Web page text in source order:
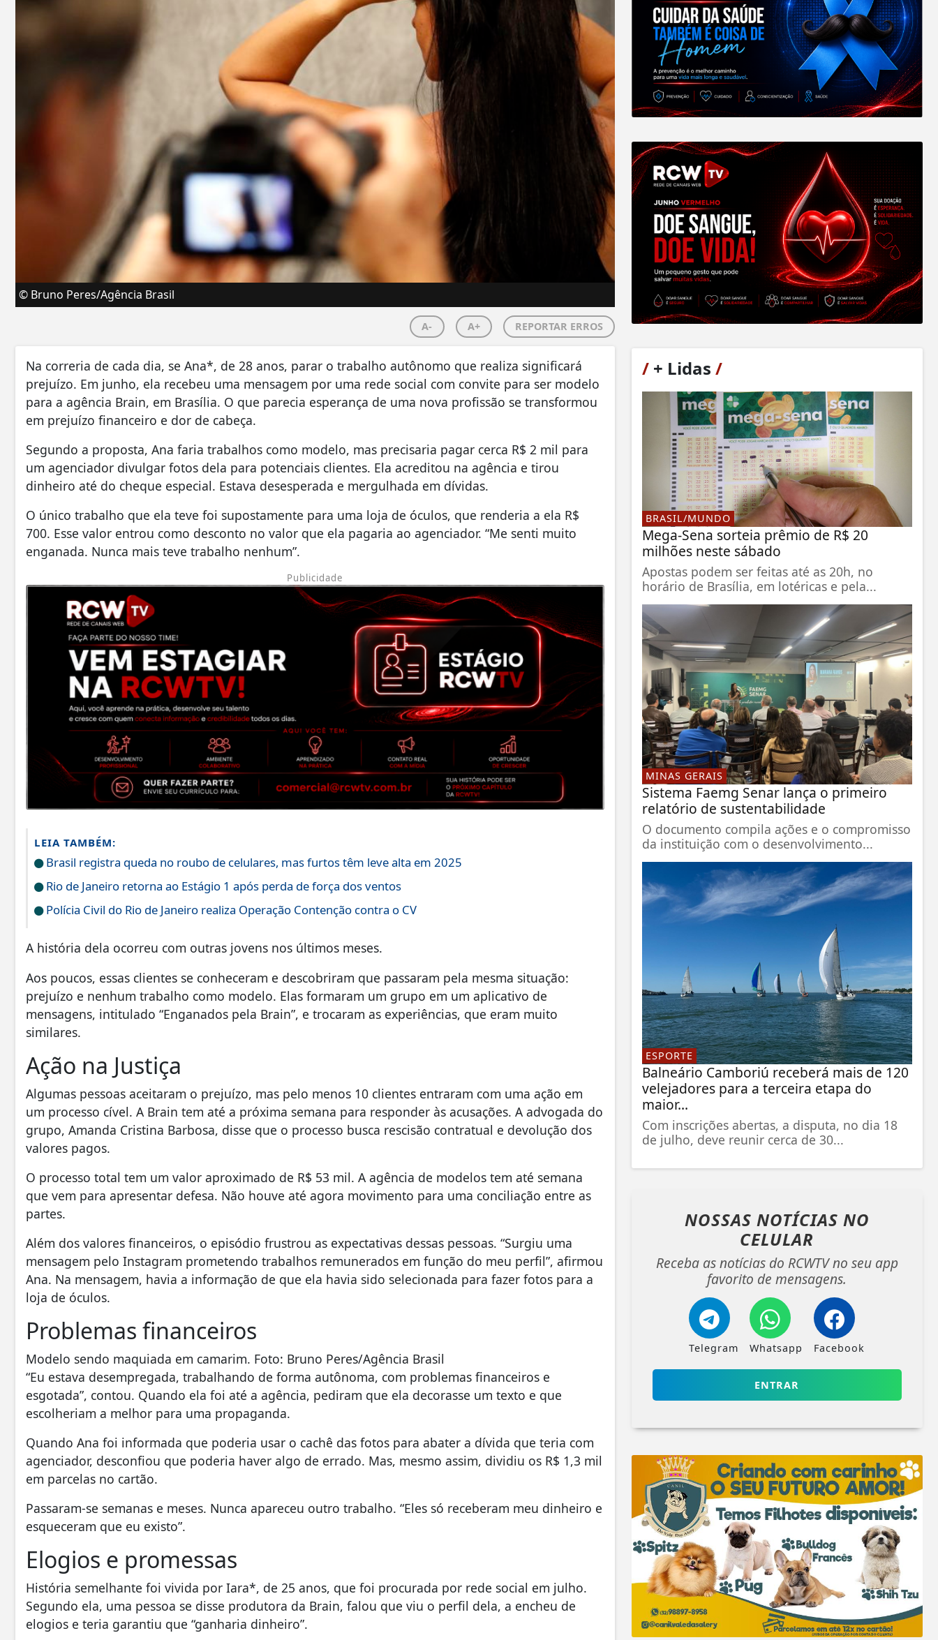
© Bruno Peres/Agência Brasil
A- A+ REPORTAR ERROS
Na correria de cada dia, se Ana*, de 28 anos, parar o trabalho autônomo que realiza significará
prejuízo. Em junho, ela recebeu uma mensagem por uma rede social com convite para ser modelo
para a agência Brain, em Brasília. O que parecia esperança de uma nova profissão se transformou
em prejuízo financeiro e dor de cabeça.
Segundo a proposta, Ana faria trabalhos como modelo, mas precisaria pagar cerca R$ 2 mil para
um agenciador divulgar fotos dela para potenciais clientes. Ela acreditou na agência e tirou
dinheiro até do cheque especial. Estava desesperada e mergulhada em dívidas.
O único trabalho que ela teve foi supostamente para uma loja de óculos, que renderia a ela R$
700. Esse valor entrou como desconto no valor que ela pagaria ao agenciador. “Me senti muito
enganada. Nunca mais teve trabalho nenhum”.
Publicidade
LEIA TAMBÉM:
Brasil registra queda no roubo de celulares, mas furtos têm leve alta em 2025
Rio de Janeiro retorna ao Estágio 1 após perda de força dos ventos
Polícia Civil do Rio de Janeiro realiza Operação Contenção contra o CV
A história dela ocorreu com outras jovens nos últimos meses.
Aos poucos, essas clientes se conheceram e descobriram que passaram pela mesma situação:
prejuízo e nenhum trabalho como modelo. Elas formaram um grupo em um aplicativo de
mensagens, intitulado “Enganados pela Brain”, e trocaram as experiências, que eram muito
similares.
Ação na Justiça
Algumas pessoas aceitaram o prejuízo, mas pelo menos 10 clientes entraram com uma ação em
um processo cível. A Brain tem até a próxima semana para responder às acusações. A advogada do
grupo, Amanda Cristina Barbosa, disse que o processo busca rescisão contratual e devolução dos
valores pagos.
O processo total tem um valor aproximado de R$ 53 mil. A agência de modelos tem até semana
que vem para apresentar defesa. Não houve até agora movimento para uma conciliação entre as
partes.
Além dos valores financeiros, o episódio frustrou as expectativas dessas pessoas. “Surgiu uma
mensagem pelo Instagram prometendo trabalhos remunerados em função do meu perfil”, afirmou
Ana. Na mensagem, havia a informação de que ela havia sido selecionada para fazer fotos para a
loja de óculos.
Problemas financeiros
Modelo sendo maquiada em camarim. Foto: Bruno Peres/Agência Brasil
“Eu estava desempregada, trabalhando de forma autônoma, com problemas financeiros e
esgotada”, contou. Quando ela foi até a agência, pediram que ela decorasse um texto e que
escolheriam a melhor para uma propaganda.
Quando Ana foi informada que poderia usar o cachê das fotos para abater a dívida que teria com
agenciador, desconfiou que poderia haver algo de errado. Mas, mesmo assim, dividiu os R$ 1,3 mil
em parcelas no cartão.
Passaram-se semanas e meses. Nunca apareceu outro trabalho. “Eles só receberam meu dinheiro e
esqueceram que eu existo”.
Elogios e promessas
História semelhante foi vivida por Iara*, de 25 anos, que foi procurada por rede social em julho.
Segundo ela, uma pessoa se disse produtora da Brain, falou que viu o perfil dela, a encheu de
elogios e teria garantiu que “ganharia dinheiro”.
/+ Lidas /
BRASIL/MUNDO
Mega-Sena sorteia prêmio de R$ 20
milhões neste sábado
Apostas podem ser feitas até as 20h, no
horário de Brasília, em lotéricas e pela...
MINAS GERAIS
Sistema Faemg Senar lança o primeiro
relatório de sustentabilidade
O documento compila ações e o compromisso
da instituição com o desenvolvimento...
ESPORTE
Balneário Camboriú receberá mais de 120
velejadores para a terceira etapa do
maior...
Com inscrições abertas, a disputa, no dia 18
de julho, deve reunir cerca de 30...
NOSSAS NOTÍCIAS NO
CELULAR
Receba as notícias do RCWTV no seu app
favorito de mensagens.
Telegram Whatsapp Facebook
ENTRAR